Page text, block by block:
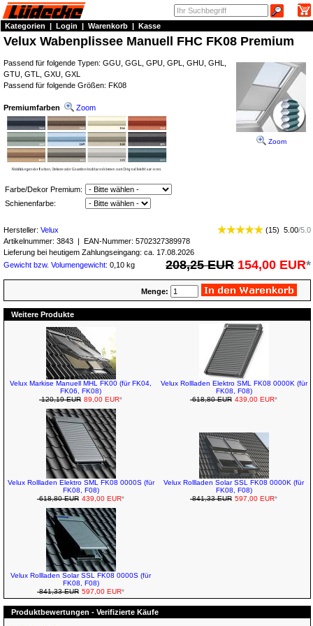
Kategorien | Login | Warenkorb | Kasse
Velux Wabenplissee Manuell FHC FK08 Premium
Zoom
Passend für folgende Typen: GGU, GGL, GPU, GPL, GHU, GHL,
GTU, GTL, GXU, GXL
Passend für folgende Größen: FK08
Premiumfarben Zoom
Farbe/Dekor Premium:
Schienenfarbe:
Hersteller: Velux (15) 5.00/5.0
Artikelnummer: 3843 | EAN-Nummer: 5702327389978
Lieferung bei heutigem Zahlungseingang: ca. 17.08.2026
Gewicht bzw. Volumengewicht: 0,10 kg 208,25 EUR 154,00 EUR*
Menge:
Weitere Produkte
Velux Markise Manuell MHL FK00 (für FK04,
FK06, FK08)
120,19 EUR 89,00 EUR*
Velux Rollladen Elektro SML FK08 0000K (für
FK08, F08)
618,80 EUR 439,00 EUR*
Velux Rollladen Elektro SML FK08 0000S (für
FK08, F08)
618,80 EUR 439,00 EUR*
Velux Rollladen Solar SSL FK08 0000K (für
FK08, F08)
841,33 EUR 597,00 EUR*
Velux Rollladen Solar SSL FK08 0000S (für
FK08, F08)
841,33 EUR 597,00 EUR*
Produktbewertungen - Verifizierte Käufe